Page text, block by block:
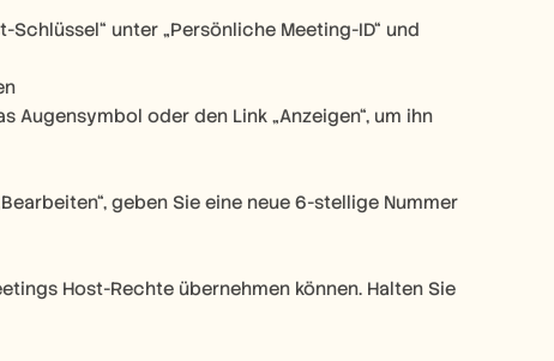
unter „Persönliche Meeting-ID“ und
oder den Link „Anzeigen“, um ihn
geben Sie eine neue 6-stellige Nummer
Host-Rechte übernehmen können. Halten Sie